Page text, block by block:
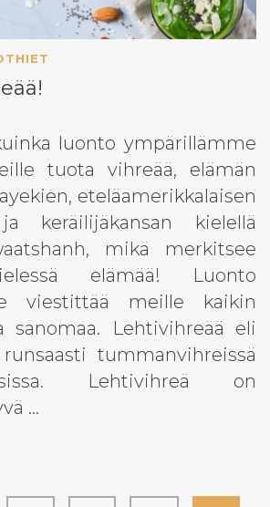
luonto ympärillämme
tuota vihreää, elämän
eteläamerikkalaisen
keräilijäkansan kielellä
mikä merkitsee
kielessä elämää! Luonto
viestittää meille kaikin
sanomaa. Lehtivihreää eli
tummanvihreissä
Lehtivihreä on
…